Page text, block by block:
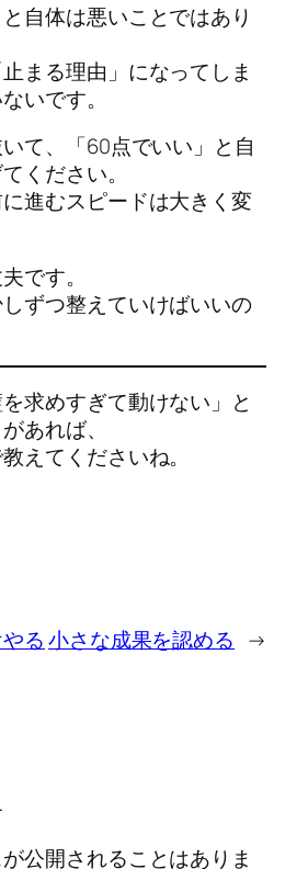
自体は悪いことではあり
まる理由」になってしま
いです。
て、「60点でいい」と自
ください。
進むスピードは大きく変
です。
ずつ整えていけばいいの
求めすぎて動けない」と
あれば、
えてくださいね。
る小さな成果を認める →
公開されることはありま